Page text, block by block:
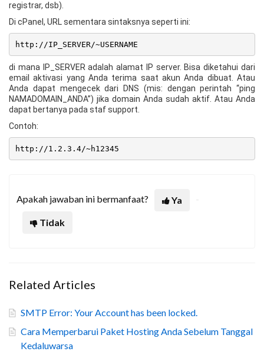
registrar, dsb).
Di cPanel, URL sementara sintaksnya seperti ini:
http://IP_SERVER/~USERNAME
di mana IP_SERVER adalah alamat IP server. Bisa diketahui dari
email aktivasi yang Anda terima saat akun Anda dibuat. Atau
Anda dapat mengecek dari DNS (mis: dengan perintah “ping
NAMADOMAIN_ANDA”) jika domain Anda sudah aktif. Atau Anda
dapat bertanya pada staf support.
Contoh:
http://1.2.3.4/~h12345
Apakah jawaban ini bermanfaat?
Ya
Tidak
Related Articles
SMTP Error: Your Account has been locked.
Cara Memperbarui Paket Hosting Anda Sebelum Tanggal
Kedaluwarsa